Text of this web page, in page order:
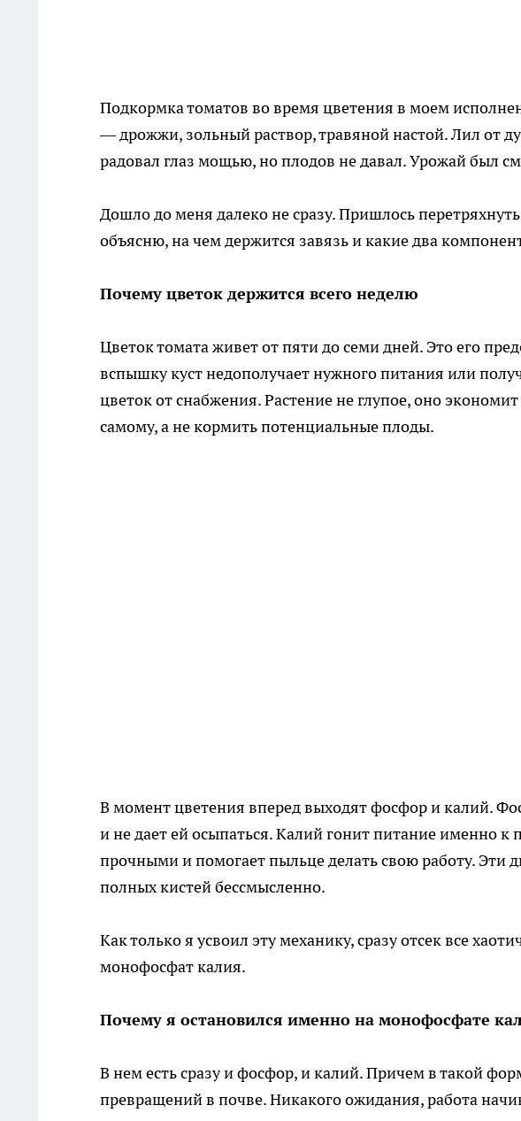
Подкормка томатов во время цветения в моем
— дрожжи, зольный раствор, травяной настой. Лил от
радовал глаз мощью, но плодов не давал. Урожай был
Дошло до меня далеко не сразу. Пришлось
объясню, на чем держится завязь и какие два
Почему цветок держится всего неделю
Цветок томата живет от пяти до семи дней. Это его
вспышку куст недополучает нужного питания или
цветок от снабжения. Растение не глупое, оно
самому, а не кормить потенциальные плоды.
В момент цветения вперед выходят фосфор и калий.
и не дает ей осыпаться. Калий гонит питание именно к
прочными и помогает пыльце делать свою работу. Эти
полных кистей бессмысленно.
Как только я усвоил эту механику, сразу отсек все
монофосфат калия.
Почему я остановился именно на монофосфате
В нем есть сразу и фосфор, и калий. Причем в такой
превращений в почве. Никакого ожидания, работа